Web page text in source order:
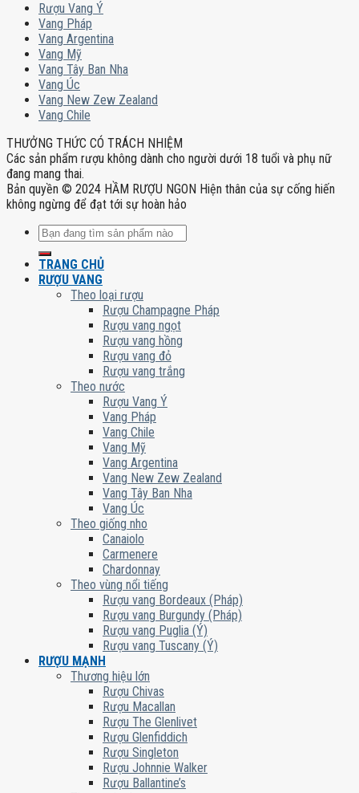
Rượu Vang Ý
Vang Pháp
Vang Argentina
Vang Mỹ
Vang Tây Ban Nha
Vang Úc
Vang New Zew Zealand
Vang Chile
THƯỞNG THỨC CÓ TRÁCH NHIỆM
Các sản phẩm rượu không dành cho người dưới 18 tuổi và phụ nữ
đang mang thai.
Bản quyền © 2024 HẦM RƯỢU NGON Hiện thân của sự cống hiến
không ngừng để đạt tới sự hoàn hảo
Tìm
TRANG CHỦ
RƯỢU VANG
Theo loại rượu
Rượu Champagne Pháp
Rượu vang ngọt
Rượu vang hồng
Rượu vang đỏ
Rượu vang trắng
Theo nước
Rượu Vang Ý
Vang Pháp
Vang Chile
Vang Mỹ
Vang Argentina
Vang New Zew Zealand
Vang Tây Ban Nha
Vang Úc
Theo giống nho
Canaiolo
Carmenere
Chardonnay
Theo vùng nổi tiếng
Rượu vang Bordeaux (Pháp)
Rượu vang Burgundy (Pháp)
Rượu vang Puglia (Ý)
Rượu vang Tuscany (Ý)
RƯỢU MẠNH
Thương hiệu lớn
Rượu Chivas
Rượu Macallan
Rượu The Glenlivet
Rượu Glenfiddich
Rượu Singleton
Rượu Johnnie Walker
Rượu Ballantine’s